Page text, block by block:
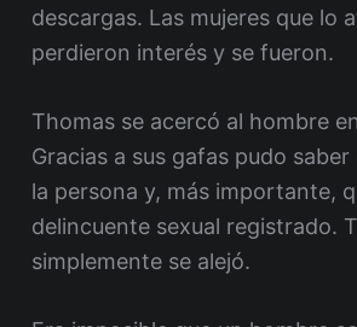
descargas. Las mujeres que lo
perdieron interés y se fueron.
Thomas se acercó al hombre
Gracias a sus gafas pudo
la persona y, más importante,
delincuente sexual registrado.
simplemente se alejó.